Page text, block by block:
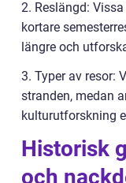
2. Reslängd:
kortare
längre och
3. Typer av resor:
stranden, medan
kulturutforskning
Historisk
och